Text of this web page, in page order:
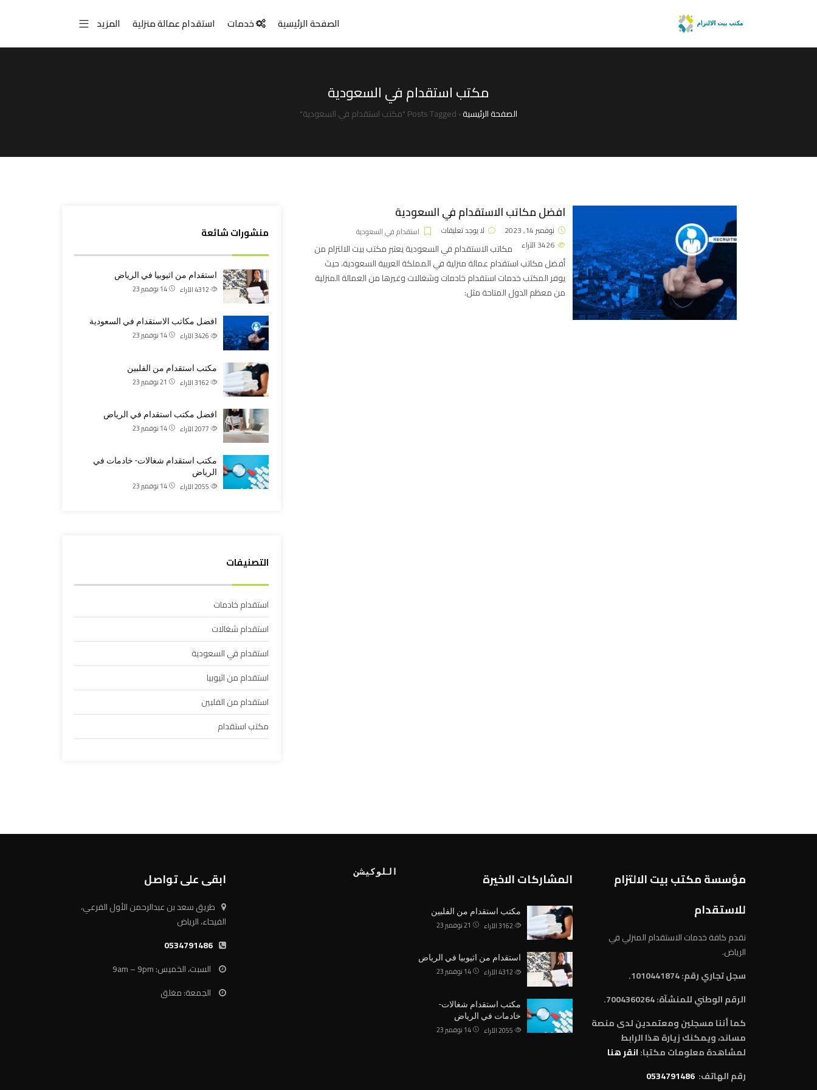
الصفحة الرئيسية خدمات استقدام عمالة منزلية المزيد
مكتب استقدام في السعودية
الصفحة الرئيسية›Posts Tagged "مكتب استقدام في السعودية"
افضل مكاتب الاستقدام في السعودية
نوفمبر 14, 2023 استقدام في السعودية
لا يوجد تعليقات
الآراء
مكاتب الاستقدام في السعودية يعتبر مكتب بيت الالتزام من
أفضل مكاتب استقدام عمالة منزلية في المملكة العربية السعودية، حيث
يوفر المكتب خدمات استقدام خادمات وشغالات وغيرها من العمالة المنزلية
من معظم الدول المتاحة مثل:
منشورات شائعة
استقدام من اثيوبيا في الرياض
14 نوفمبر 23 الآراء
افضل مكاتب الاستقدام في السعودية
14 نوفمبر 23 الآراء
مكتب استقدام من الفلبين
21 نوفمبر 23 الآراء
افضل مكتب استقدام في الرياض
14 نوفمبر 23 الآراء
مكتب استقدام شغالات- خادمات في
الرياض
14 نوفمبر 23 الآراء
التصنيفات
استقدام خادمات
استقدام شغالات
استقدام في السعودية
استقدام من اثيوبيا
استقدام من الفلبين
مكتب استقدام
مؤسسة مكتب بيت الالتزام
للاستقدام
نقدم كافة خدمات الاستقدام المنزلي في
الرياض.
سجل تجاري رقم: 1010441874.
الرقم الوطني للمنشآة:7004360264.
كما أننا مسجلين ومعتمدين لدى منصة
مساند، ويمكنك زيارة هذا الرابط
لمشاهدة معلومات مكتبا:انقر هنا
رقم الهاتف: 0534791486
المشاركات الاخيرة
مكتب استقدام من الفلبين
21 نوفمبر 23 الآراء
استقدام من اثيوبيا في الرياض
14 نوفمبر 23 الآراء
مكتب استقدام شغالات-
خادمات في الرياض
14 نوفمبر 23 الآراء
اللوكيشن ابقى على تواصل
طريق سعد بن عبدالرحمن الأول الفرعي،
الفيحاء، الرياض
0534791486
السبت، الخميس: 9am – 9pm
الجمعة: مغلق